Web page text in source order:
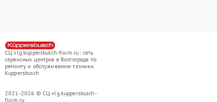
СЦ vlg.kuppersbusch-fixim.ru - сеть
сервисных центров в Волгограде по
ремонту и обслуживанию техники
Kuppersbusch
2021-2026 © СЦ vlg.kuppersbusch-
fixim.ru